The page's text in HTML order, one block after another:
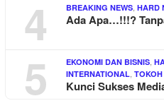
4 BREAKING NEWS HARD
Ada Apa…!!!?
5 EKONOMI DAN BISNIS
INTERNATIONAL TOKOH
Kunci Sukses